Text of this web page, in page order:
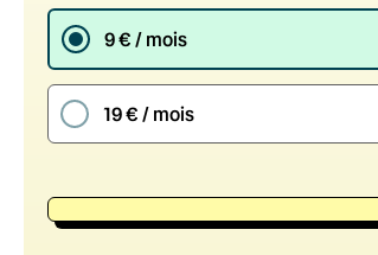
9 € / mois
19 € / mois